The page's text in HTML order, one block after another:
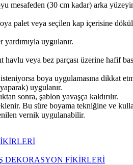
(30 cm kadar) arka yüzeyine
palet veya seçilen kap içerisine
uygulanır.
veya bez parçası üzerine hafif
boya uygulamasına dikkat
uygulanır.
sonra, şablon yavaşça kaldırılır.
Bu süre boyama tekniğine ve
vernik uygulanabilir.
DEKORASYON FİKİRLERİ